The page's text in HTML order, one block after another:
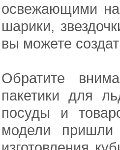
освежающими
шарики,
вы можете
Обратите
пакетики для
посуды и
модели